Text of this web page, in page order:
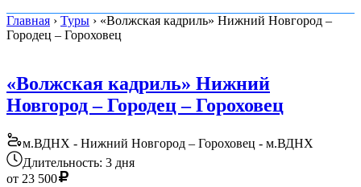
Главная › Туры › «Волжская кадриль» Нижний Новгород –
Городец – Гороховец
«Волжская кадриль» Нижний
Новгород – Городец – Гороховец
м.ВДНХ - Нижний Новгород – Гороховец - м.ВДНХ
Длительность: 3 дня
от 23 500